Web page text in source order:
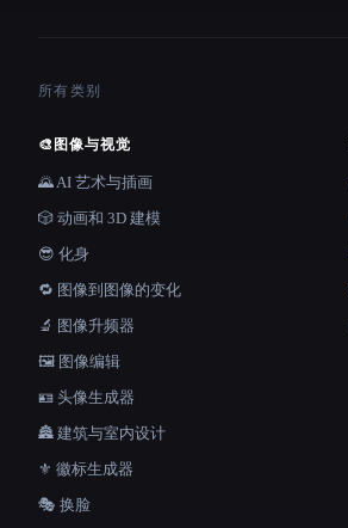
所有类别
🎨 图像与视觉
🌄 AI 艺术与插画
🎲 动画和 3D 建模
😎 化身
🔁 图像到图像的变化
🔬 图像升频器
🖼️ 图像编辑
🪪 头像生成器
🏯 建筑与室内设计
⚜️ 徽标生成器
🎭 换脸